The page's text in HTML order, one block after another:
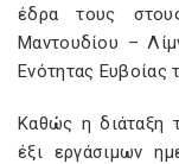
έδρα τους
Μαντουδίου –
Ενότητας Ευβοίας
Καθώς η διάταξη
έξι εργάσιμων